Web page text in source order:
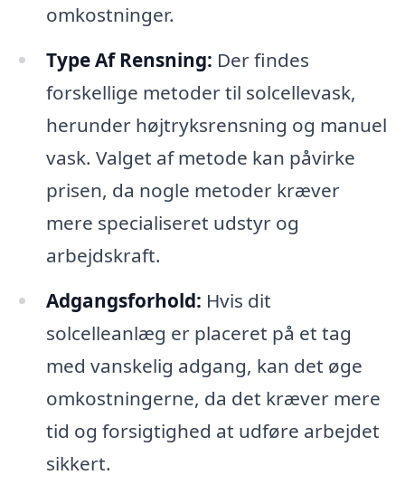
omkostninger.
Type Af Rensning: Der findes
forskellige metoder til solcellevask,
herunder højtryksrensning og manuel
vask. Valget af metode kan påvirke
prisen, da nogle metoder kræver
mere specialiseret udstyr og
arbejdskraft.
Adgangsforhold: Hvis dit
solcelleanlæg er placeret på et tag
med vanskelig adgang, kan det øge
omkostningerne, da det kræver mere
tid og forsigtighed at udføre arbejdet
sikkert.